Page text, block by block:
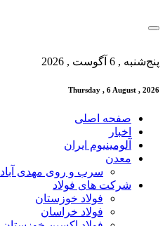
پنج‌شنبه , 6 آگوست , 2026
Thursday , 6 August , 2026
صفحه اصلی
اخبار
آلومینیوم ایران
معدن
سرب و روی مهدی آباد
شرکت های فولاد
فولاد خوزستان
فولاد خراسان